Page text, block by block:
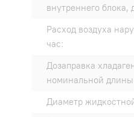
внутреннего блока,
Расход воздуха
час:
Дозаправка
номинальной
Диаметр